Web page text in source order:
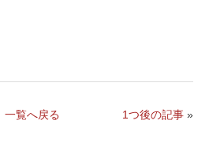
一覧へ戻る 1つ後の記事 »